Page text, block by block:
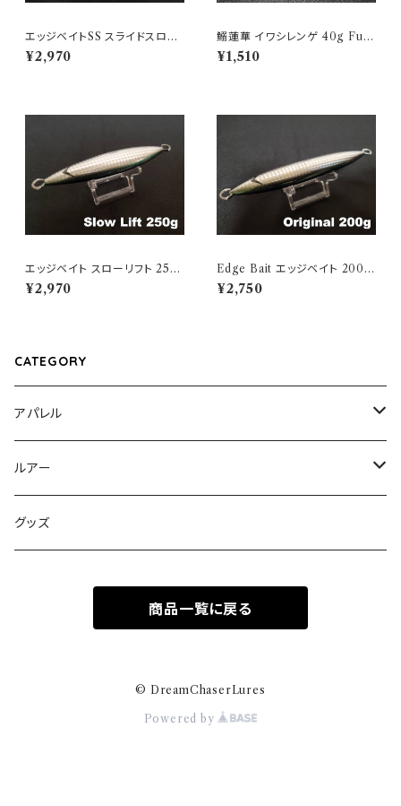
エッジベイトSS スライドスロー
250g Black Edge Glow
¥2,970
鰯蓮華 イワシレンゲ 40g Full
Chrome
¥1,510
エッジベイト スローリフト 250
Authentic Bait
¥2,970
Edge Bait エッジベイト 200
Authentic Bait
¥2,750
CATEGORY
アパレル
キャップ
トップス
ルアー
エッジベイト オリジナル
ハンドメイド無塗装
Squiddy スクイディー
グッズ
商品一覧に戻る
© DreamChaserLures
Powered by